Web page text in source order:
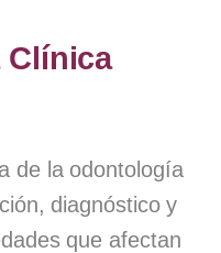
Clínica
de la odontología
diagnóstico y
que afectan